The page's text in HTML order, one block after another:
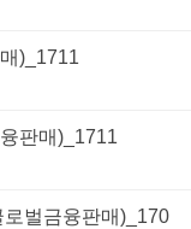
)_1711
판매)_1711
벌금융판매)_170